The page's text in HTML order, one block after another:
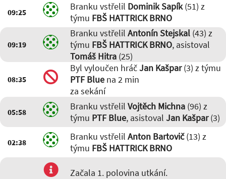
09:25 Branku vstřelil Dominik Sapík(51) z
týmu FBŠ HATTRICK BRNO
09:19
Branku vstřelil Antonín Stejskal(43) z
týmu FBŠ HATTRICK BRNO, asistoval
Tomáš Hitra(25)
08:35
Byl vyloučen hráčJan Kašpar(3) z týmu
PTF Bluena 2 min
za sekání
05:58 Branku vstřelil Vojtěch Michna(96) z
týmu PTF Blue, asistoval Jan Kašpar(3)
02:38 Branku vstřelil Anton Bartovič(13) z
týmu FBŠ HATTRICK BRNO
Začala 1. polovina utkání.